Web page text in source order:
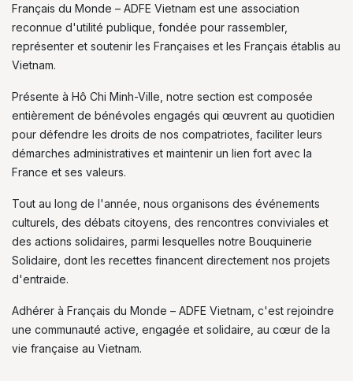
Français du Monde – ADFE Vietnam est une association
reconnue d'utilité publique, fondée pour rassembler,
représenter et soutenir les Françaises et les Français établis au
Vietnam.
Présente à Hô Chi Minh-Ville, notre section est composée
entièrement de bénévoles engagés qui œuvrent au quotidien
pour défendre les droits de nos compatriotes, faciliter leurs
démarches administratives et maintenir un lien fort avec la
France et ses valeurs.
Tout au long de l'année, nous organisons des événements
culturels, des débats citoyens, des rencontres conviviales et
des actions solidaires, parmi lesquelles notre Bouquinerie
Solidaire, dont les recettes financent directement nos projets
d'entraide.
Adhérer à Français du Monde – ADFE Vietnam, c'est rejoindre
une communauté active, engagée et solidaire, au cœur de la
vie française au Vietnam.